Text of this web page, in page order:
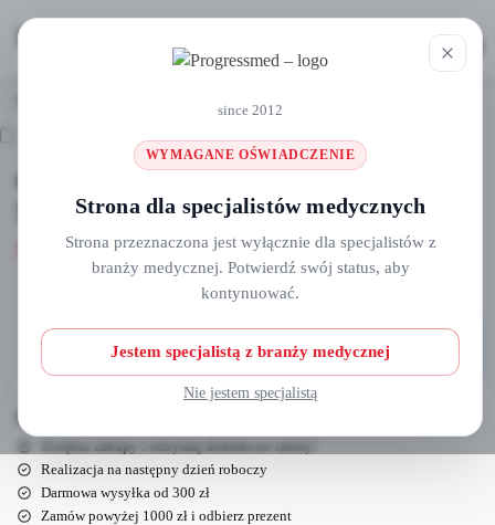
since 2012
WYMAGANE OŚWIADCZENIE
Strona dla specjalistów medycznych
Strona przeznaczona jest wyłącznie dla specjalistów z
branży medycznej. Potwierdź swój status, aby
kontynuować.
Jestem specjalistą z branży medycznej
Nie jestem specjalistą
Osłonka tekturowa na płytkę obrazową
Nr.1 400szt./op.
129,00zł
Dodaj do koszyka
Darmowa wysyłka dla zamówień powyżej 300 zł!
Zwiększ zakupy i otrzymaj dodatkowe rabaty!
Realizacja na następny dzień roboczy
Darmowa wysyłka od 300 zł
Zamów powyżej 1000 zł i odbierz prezent